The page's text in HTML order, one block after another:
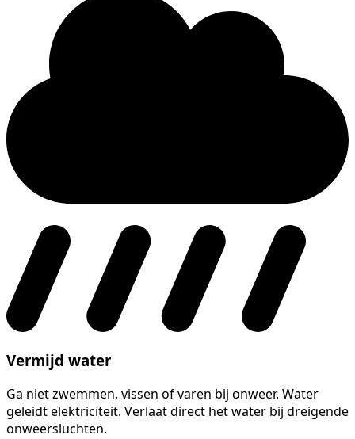
Vermijd water
Ga niet zwemmen, vissen of varen bij onweer. Water
geleidt elektriciteit. Verlaat direct het water bij dreigende
onweersluchten.